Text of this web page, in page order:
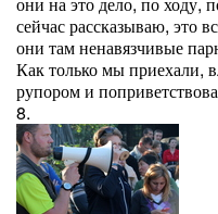
сейчас рассказываю, это
они там ненавязчивые
Как только мы приехали,
рупором и
8.